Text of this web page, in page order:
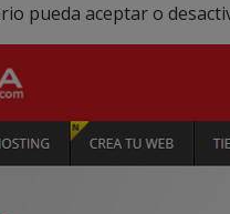
pueda aceptar o